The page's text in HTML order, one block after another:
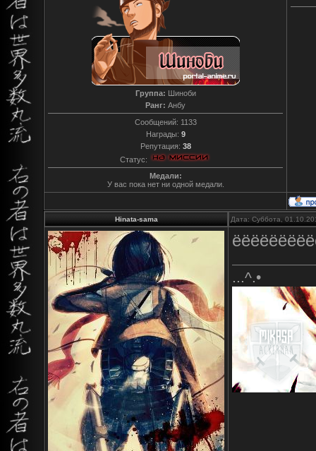
Группа: Шиноби
Ранг: Анбу
Сообщений: 1133
Награды: 9
Репутация: 38
Статус:
Медали:
У вас пока нет ни одной медали.
Hinata-sama Дата: Суббота,
...^.•